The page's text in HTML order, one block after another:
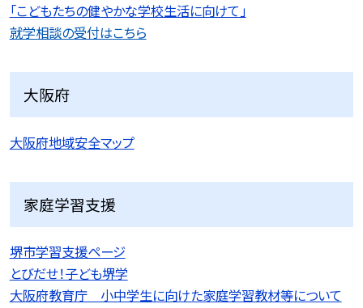
「こどもたちの健やかな学校生活に向けて」
就学相談の受付はこちら
大阪府
大阪府地域安全マップ
家庭学習支援
堺市学習支援ページ
とびだせ！子ども堺学
大阪府教育庁 小中学生に向けた家庭学習教材等について